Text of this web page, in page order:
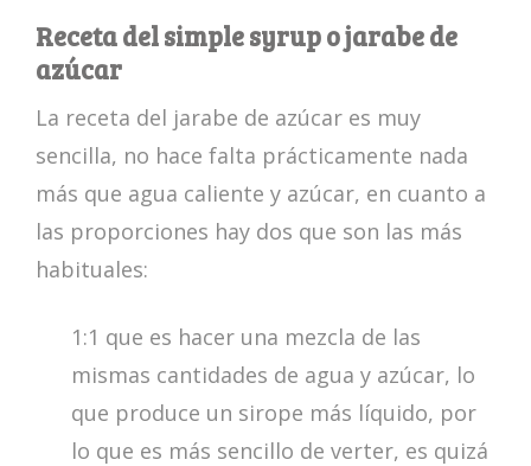
Receta del simple syrup o jarabe de
azúcar
La receta del jarabe de azúcar es muy
sencilla, no hace falta prácticamente nada
más que agua caliente y azúcar, en cuanto a
las proporciones hay dos que son las más
habituales:
1:1 que es hacer una mezcla de las
mismas cantidades de agua y azúcar, lo
que produce un sirope más líquido, por
lo que es más sencillo de verter, es quizá